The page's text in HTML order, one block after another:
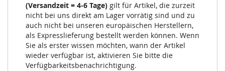
(Versandzeit = 4-6 Tage) gilt für Artikel, die zurzeit
nicht bei uns direkt am Lager vorrätig sind und zu
auch nicht bei unseren europäischen Herstellern,
als Expresslieferung bestellt werden können. Wenn
Sie als erster wissen möchten, wann der Artikel
wieder verfügbar ist, aktivieren Sie bitte die
Verfügbarkeitsbenachrichtigung.